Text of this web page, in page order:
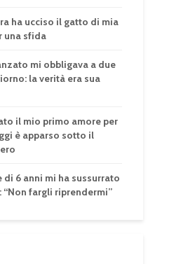
ha ucciso il gatto di mia
una sfida
mi obbligava a due
la verità era sua
il mio primo amore per
è apparso sotto il
di 6 anni mi ha sussurrato
“Non fargli riprendermi”